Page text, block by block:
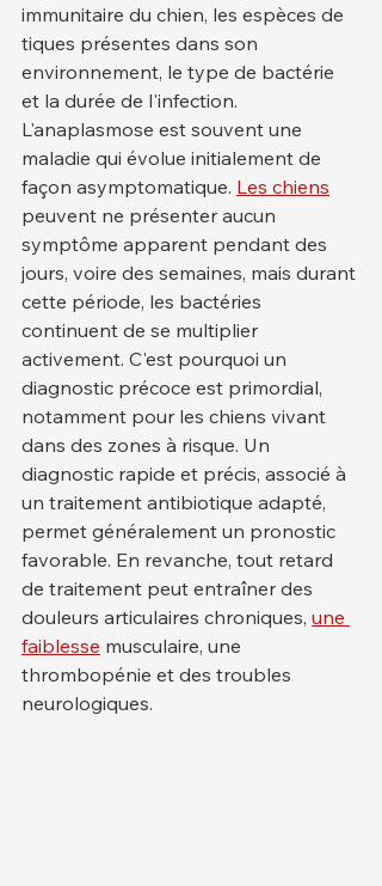
immunitaire du chien, les espèces de
tiques présentes dans son
environnement, le type de bactérie
et la durée de l'infection.
L'anaplasmose est souvent une
maladie qui évolue initialement de
façon asymptomatique. Les chiens
peuvent ne présenter aucun
symptôme apparent pendant des
jours, voire des semaines, mais durant
cette période, les bactéries
continuent de se multiplier
activement. C'est pourquoi un
diagnostic précoce est primordial,
notamment pour les chiens vivant
dans des zones à risque. Un
diagnostic rapide et précis, associé à
un traitement antibiotique adapté,
permet généralement un pronostic
favorable. En revanche, tout retard
de traitement peut entraîner des
douleurs articulaires chroniques, une
faiblesse musculaire, une
thrombopénie et des troubles
neurologiques.